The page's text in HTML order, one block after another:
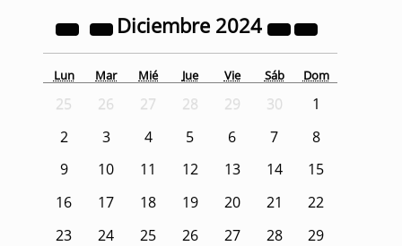
Diciembre 2024
Lun Mar Mié Jue Vie Sáb Dom
25 26 27 28 29 30
1
2
3 4 5 6 7
8
9
10 11 12 13 14
15
16
17 18 19 20 21
22
23
24 25 26 27 28
29